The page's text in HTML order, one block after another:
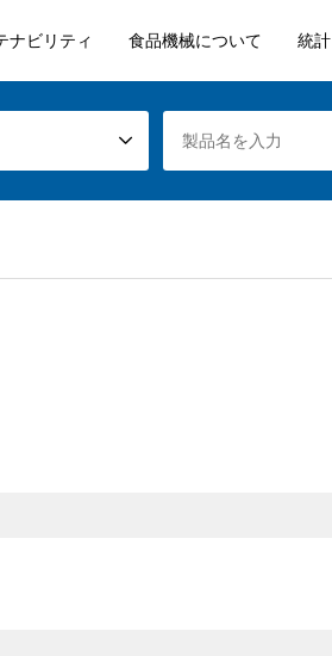
ナビリティ 食品機械について 統計